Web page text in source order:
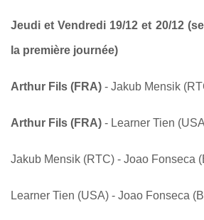
Jeudi et Vendredi 19/12 et 20/12
la première journée)
Arthur Fils (FRA) - Jakub Mensik
Arthur Fils (FRA) - Learner Tien
Jakub Mensik (RTC) - Joao Fonseca
Learner Tien (USA) - Joao Fonseca